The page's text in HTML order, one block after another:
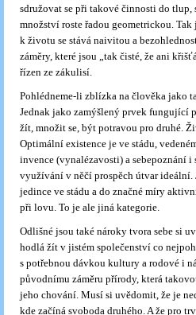
sdružovat se při takové činnosti do
množství roste řadou geometrickou.
k životu se stává naivitou a
záměry, které jsou „tak čisté, že ani
řízen ze zákulisí.
Pohlédneme-li zblízka na člověka jako
Jednak jako zamýšlený prvek fungující
žít, množit se, být potravou pro druhé.
Optimální existence je ve stádu,
invence (vynalézavosti) a sebepoznání
využívání v něčí prospěch útvar
jedince ve stádu a do značné míry
při lovu. To je ale jiná kategorie.
Odlišné jsou také nároky tvora sebe si
hodlá žít v jistém společenství co
s potřebnou dávkou kultury a rodové i
původnímu záměru přírody, která
jeho chování. Musí si uvědomit, že je
kde začíná svoboda druhého. A že pro